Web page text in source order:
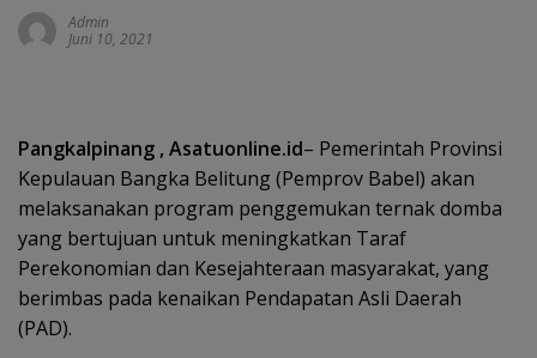
Admin
Juni 10, 2021
Pangkalpinang , Asatuonline.id– Pemerintah Provinsi
Kepulauan Bangka Belitung (Pemprov Babel) akan
melaksanakan program penggemukan ternak domba
yang bertujuan untuk meningkatkan Taraf
Perekonomian dan Kesejahteraan masyarakat, yang
berimbas pada kenaikan Pendapatan Asli Daerah
(PAD).